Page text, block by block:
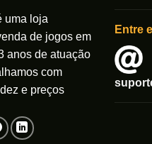
uma loja
de jogos em
anos de atuação
com
e preços
Entre